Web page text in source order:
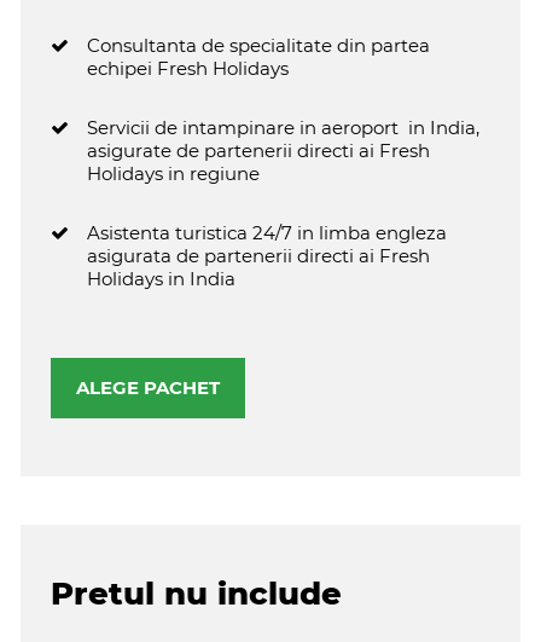
Consultanta de specialitate din partea
echipei Fresh Holidays
Servicii de intampinare in aeroport in India,
asigurate de partenerii directi ai Fresh
Holidays in regiune
Asistenta turistica 24/7 in limba engleza
asigurata de partenerii directi ai Fresh
Holidays in India
ALEGE PACHET
Pretul nu include